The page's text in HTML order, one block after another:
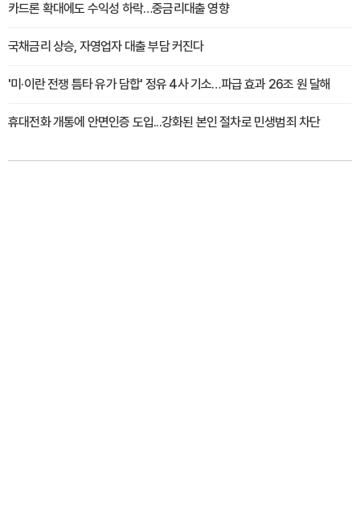
카드론 확대에도 수익성 하락…중금리대출 영향
국채금리 상승, 자영업자 대출 부담 커진다
'미·이란 전쟁 틈타 유가 담합' 정유 4사 기소…파급 효과 26조 원 달해
휴대전화 개통에 안면인증 도입...강화된 본인 절차로 민생범죄 차단